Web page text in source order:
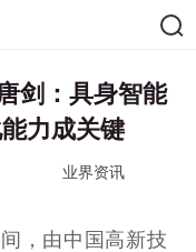
剑：具身智能
力成关键
业界资讯
，由中国高新技